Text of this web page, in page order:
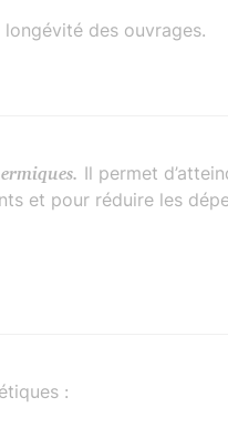
des ouvrages.
Il permet
et pour réduire les
: